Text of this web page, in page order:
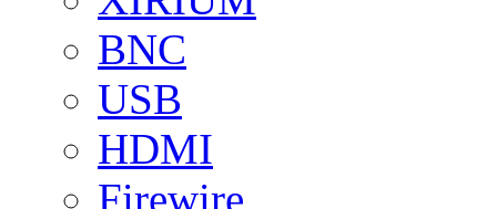
BNC
USB
HDMI
Firewire